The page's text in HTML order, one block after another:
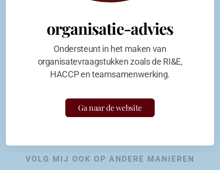
organisatie-advies
Ondersteunt in het maken van
organisatevraagstukken zoals de RI&E,
HACCP en teamsamenwerking.
Ga naar de website
VOLG MIJ OOK OP ANDERE MANIEREN